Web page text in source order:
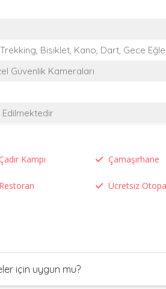
Bisiklet, Kano, Dart, Gece
Güvenlik Kameraları
Çadır Kampı Çamaşırhane
Restoran Ücretsiz
için uygun mu?